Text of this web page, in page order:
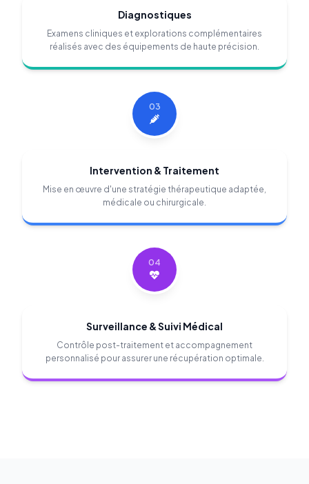
Diagnostiques
Examens cliniques et explorations complémentaires
réalisés avec des équipements de haute précision.
03
Intervention & Traitement
Mise en œuvre d'une stratégie thérapeutique adaptée,
médicale ou chirurgicale.
04
Surveillance & Suivi Médical
Contrôle post-traitement et accompagnement
personnalisé pour assurer une récupération optimale.